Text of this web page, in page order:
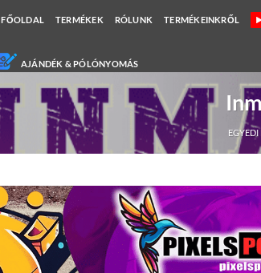
FŐOLDAL TERMÉKEK RÓLUNK TERMÉKEINKRŐL
AJÁNDÉK & PÓLÓNYOMÁS